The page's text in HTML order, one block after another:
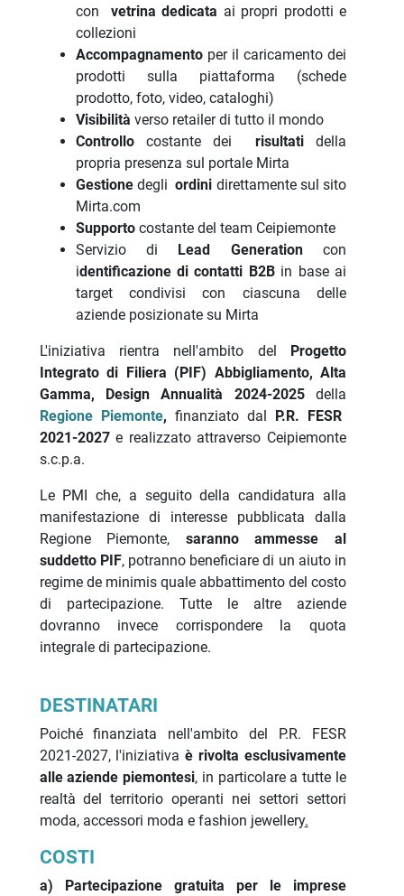
con vetrina dedicata ai propri prodotti e
collezioni
Accompagnamentoper il caricamento dei
prodotti sulla piattaforma (schede
prodotto, foto, video, cataloghi)
Visibilità verso retailer di tutto il mondo
Controllocostante dei risultatidella
propria presenza sul portale Mirta
Gestionedegliordini direttamente sul sito
Mirta.com
Supporto costante del team Ceipiemonte
Servizio di
Lead Generationcon
identificazione di contatti B2Bin base ai
target condivisi con ciascuna delle
aziende posizionate su Mirta
L'iniziativa rientra nell'ambito del
Progetto
Integrato di Filiera (PIF) Abbigliamento, Alta
Gamma, Design Annualità 2024-2025 della
Regione Piemonte, finanziato dal
P.R. FESR
2021-2027e realizzato attraverso Ceipiemonte
s.c.p.a.
Le PMI che, a seguito della candidatura alla
manifestazione di interesse pubblicata dalla
Regione Piemonte, saranno ammesse al
suddetto PIF, potranno beneficiare di un aiuto in
regime de minimis quale abbattimento del costo
di partecipazione. Tutte le altre aziende
dovranno invece corrispondere la quota
integrale di partecipazione.
DESTINATARI
Poiché finanziata nell'ambito del P.R. FESR
2021-2027, l'iniziativa è rivolta esclusivamente
alle aziende piemontesi, in particolare a tutte le
realtà del territorio operanti nei settori settori
moda, accessori moda e fashion jewellery.
COSTI
a) Partecipazione gratuita per le imprese